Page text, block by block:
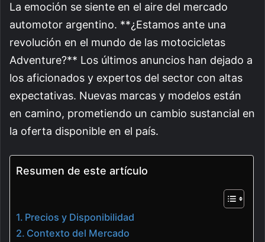
La emoción se siente en el aire del mercado
automotor argentino. **¿Estamos ante una
revolución en el mundo de las motocicletas
Adventure?** Los últimos anuncios han dejado a
los aficionados y expertos del sector con altas
expectativas. Nuevas marcas y modelos están
en camino, prometiendo un cambio sustancial en
la oferta disponible en el país.
Resumen de este artículo
Precios y Disponibilidad
Contexto del Mercado